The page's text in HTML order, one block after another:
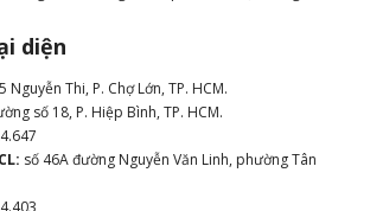
diện
Nguyễn Thi, P. Chợ Lớn, TP. HCM.
số 18, P. Hiệp Bình, TP. HCM.
số 46A đường Nguyễn Văn Linh, phường Tân